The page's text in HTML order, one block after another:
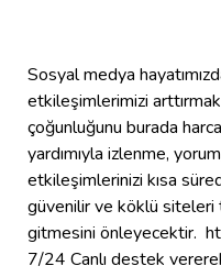
Sosyal medya
etkileşimlerimizi arttırmak
çoğunluğunu burada
yardımıyla izlenme,
etkileşimlerinizi kısa
güvenilir ve köklü siteleri
gitmesini önleyecektir.
7/24 Canlı destek